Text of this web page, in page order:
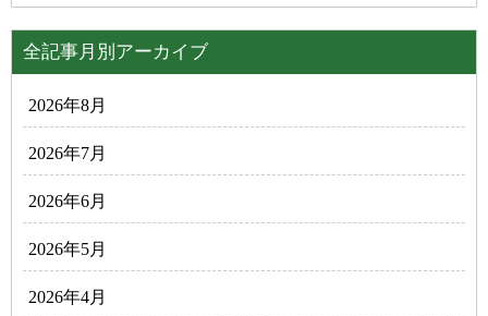
全記事月別アーカイブ
2026年8月
2026年7月
2026年6月
2026年5月
2026年4月